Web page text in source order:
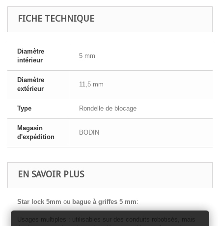
FICHE TECHNIQUE
Diamètre
intérieur
5 mm
Diamètre
extérieur
11,5 mm
Type Rondelle de blocage
Magasin
d'expédition
BODIN
EN SAVOIR PLUS
Star lock 5mm ou bague à griffes 5 mm:
Usages multiples : utilisables sur des conduits robotisés, mais